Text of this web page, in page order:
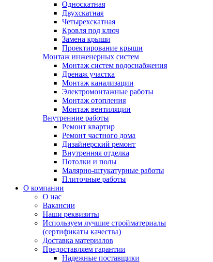
Односкатная
Двухскатная
Четырехскатная
Кровля под ключ
Замена крыши
Проектирование крыши
Монтаж инженерных систем
Монтаж систем водоснабжения
Дренаж участка
Монтаж канализации
Электромонтажные работы
Монтаж отопления
Монтаж вентиляции
Внутренние работы
Ремонт квартир
Ремонт частного дома
Дизайнерский ремонт
Внутренняя отделка
Потолки и полы
Малярно-штукатурные работы
Плиточные работы
О компании
О нас
Вакансии
Наши реквизиты
Используем лучшие стройматериалы
(сертификаты качества)
Доставка материалов
Предоставляем гарантии
Надежные поставщики